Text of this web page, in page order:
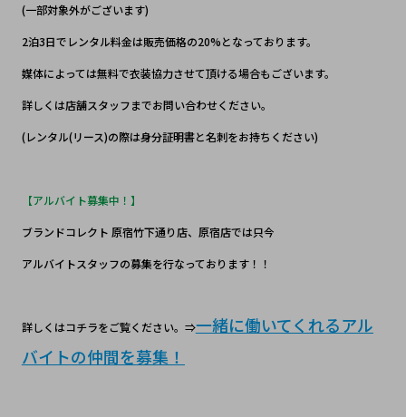
(一部対象外がございます)
2泊3日でレンタル料金は販売価格の20%となっております。
媒体によっては無料で衣装協力させて頂ける場合もございます。
詳しくは店舗スタッフまでお問い合わせください。
(レンタル(リース)の際は身分証明書と名刺をお持ちください)
【アルバイト募集中！】
ブランドコレクト 原宿竹下通り店、原宿店では只今
アルバイトスタッフの募集を行なっております！！
詳しくはコチラをご覧ください。⇒一緒に働いてくれるアル
バイトの仲間を募集！